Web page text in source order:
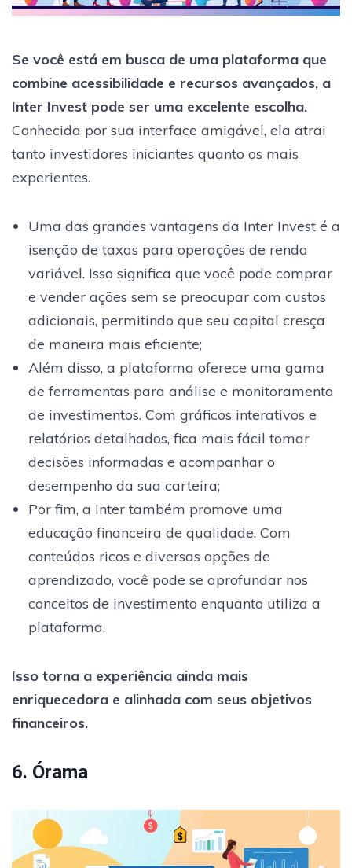
Se você está em busca de uma plataforma que
combine acessibilidade e recursos avançados, a
Inter Invest pode ser uma excelente escolha.
Conhecida por sua interface amigável, ela atrai
tanto investidores iniciantes quanto os mais
experientes.
Uma das grandes vantagens da Inter Invest é a
isenção de taxas para operações de renda
variável. Isso significa que você pode comprar
e vender ações sem se preocupar com custos
adicionais, permitindo que seu capital cresça
de maneira mais eficiente;
Além disso, a plataforma oferece uma gama
de ferramentas para análise e monitoramento
de investimentos. Com gráficos interativos e
relatórios detalhados, fica mais fácil tomar
decisões informadas e acompanhar o
desempenho da sua carteira;
Por fim, a Inter também promove uma
educação financeira de qualidade. Com
conteúdos ricos e diversas opções de
aprendizado, você pode se aprofundar nos
conceitos de investimento enquanto utiliza a
plataforma.
Isso torna a experiência ainda mais
enriquecedora e alinhada com seus objetivos
financeiros.
6. Órama